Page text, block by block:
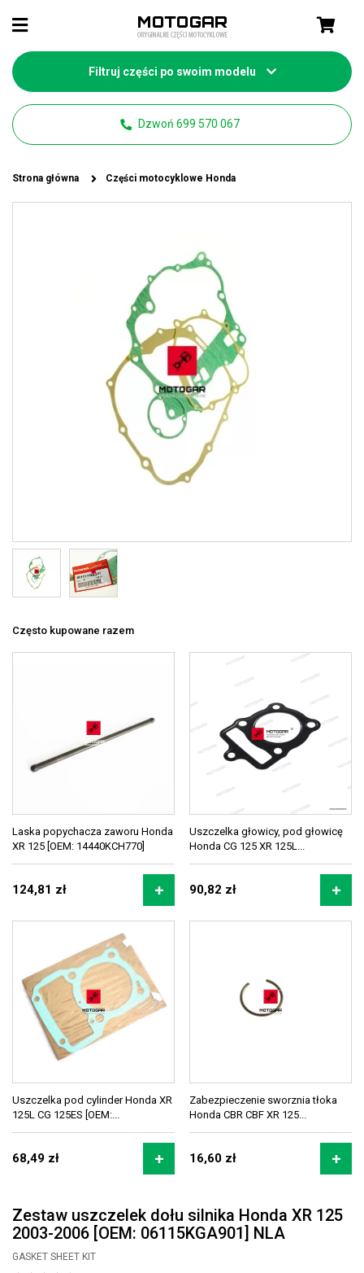
Filtruj części po swoim modelu
Dzwoń 699 570 067
Strona główna Części motocyklowe Honda
Często kupowane razem
Laska popychacza zaworu Honda
XR 125 [OEM: 14440KCH770]
124,81 zł
Uszczelka głowicy, pod głowicę
Honda CG 125 XR 125L...
90,82 zł
Uszczelka pod cylinder Honda XR
125L CG 125ES [OEM:...
68,49 zł
Zabezpieczenie sworznia tłoka
Honda CBR CBF XR 125...
16,60 zł
Zestaw uszczelek dołu silnika Honda XR 125
2003-2006 [OEM: 06115KGA901] NLA
GASKET SHEET KIT